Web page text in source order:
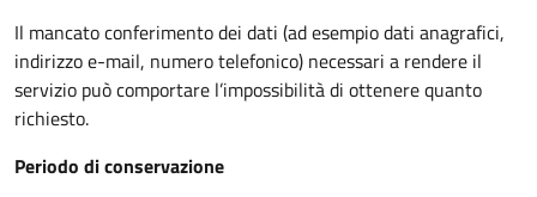
Il mancato conferimento dei dati (ad esempio dati anagrafici,
indirizzo e-mail, numero telefonico) necessari a rendere il
servizio può comportare l’impossibilità di ottenere quanto
richiesto.
Periodo di conservazione